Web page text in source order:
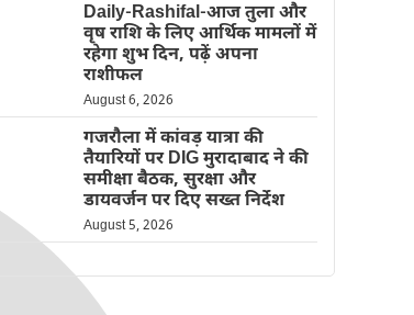
Daily-Rashifal-आज तुला और
वृष राशि के लिए आर्थिक मामलों में
रहेगा शुभ दिन, पढ़ें अपना
राशीफल
August 6, 2026
गजरौला में कांवड़ यात्रा की
तैयारियों पर DIG मुरादाबाद ने की
समीक्षा बैठक, सुरक्षा और
डायवर्जन पर दिए सख्त निर्देश
August 5, 2026